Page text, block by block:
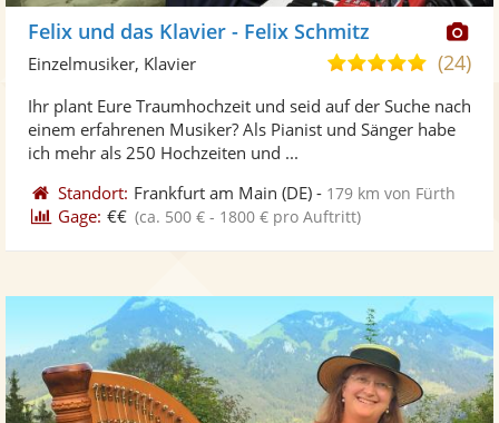
Felix und das Klavier - Felix Schmitz
5,0
5
(24)
Einzelmusiker, Klavier
Ihr plant Eure Traumhochzeit und seid auf der Suche nach
einem erfahrenen Musiker? Als Pianist und Sänger habe
ich mehr als 250 Hochzeiten und ...
Standort: Frankfurt am Main (DE) - 179 km von Fürth
Gage: €€ (ca. 500 € - 1800 € pro Auftritt)